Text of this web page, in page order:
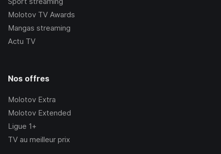
Molotov TV Awards
Mangas streaming
Actu TV
Nos offres
Molotov Extra
Molotov Extended
Ligue 1+
TV au meilleur prix